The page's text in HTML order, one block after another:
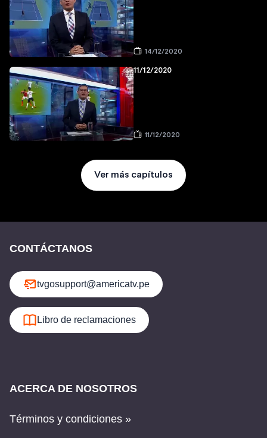
14/12/2020
11/12/2020
11/12/2020
Ver más capítulos
CONTÁCTANOS
tvgosupport@americatv.pe
Libro de reclamaciones
ACERCA DE NOSOTROS
Términos y condiciones »